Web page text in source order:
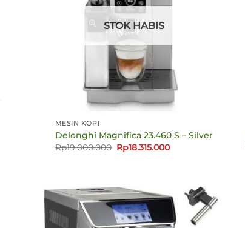
STOK HABIS
MESIN KOPI
Delonghi Magnifica 23.460 S – Silver
Rp19.000.000 Harga
aslinya
Rp18.315.000Harga